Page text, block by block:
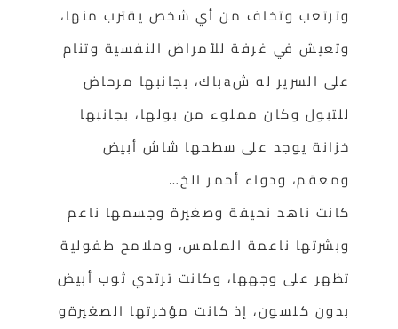
وترتعب وتخاف من أي شخص يقترب منها،
وتعيش في غرفة للأمراض النفسية وتنام
على السرير له شaباك، بجانبها مرحاض
للتبول وكان مملوء من بولها، بجانبها
خزانة يوجد على سطحها شاش أبيض
ومعقم، ودواء أحمر الخ…
كانت ناهد نحيفة وصغيرة وجسمها ناعم
وبشرتها ناعمة الملمس، وملامح طفولية
تظهر على وجهها، وكانت ترتدي ثوب أبيض
بدون كلسون، إذ كانت مؤخرتها الصغيرةو